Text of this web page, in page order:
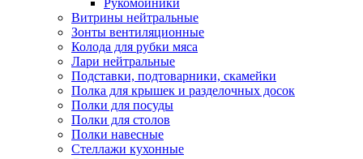
Рукомойники
Витрины нейтральные
Зонты вентиляционные
Колода для рубки мяса
Лари нейтральные
Подставки, подтоварники, скамейки
Полка для крышек и разделочных досок
Полки для посуды
Полки для столов
Полки навесные
Стеллажи кухонные